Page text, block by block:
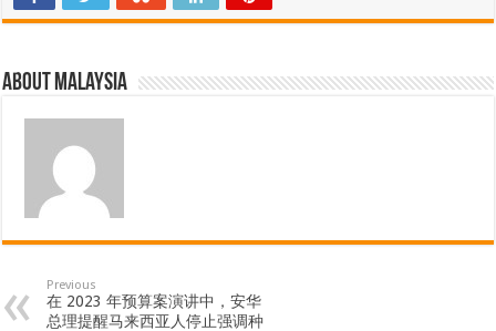
About Malaysia
Previous
在 2023 年预算案演讲中，安华
总理提醒马来西亚人停止强调种